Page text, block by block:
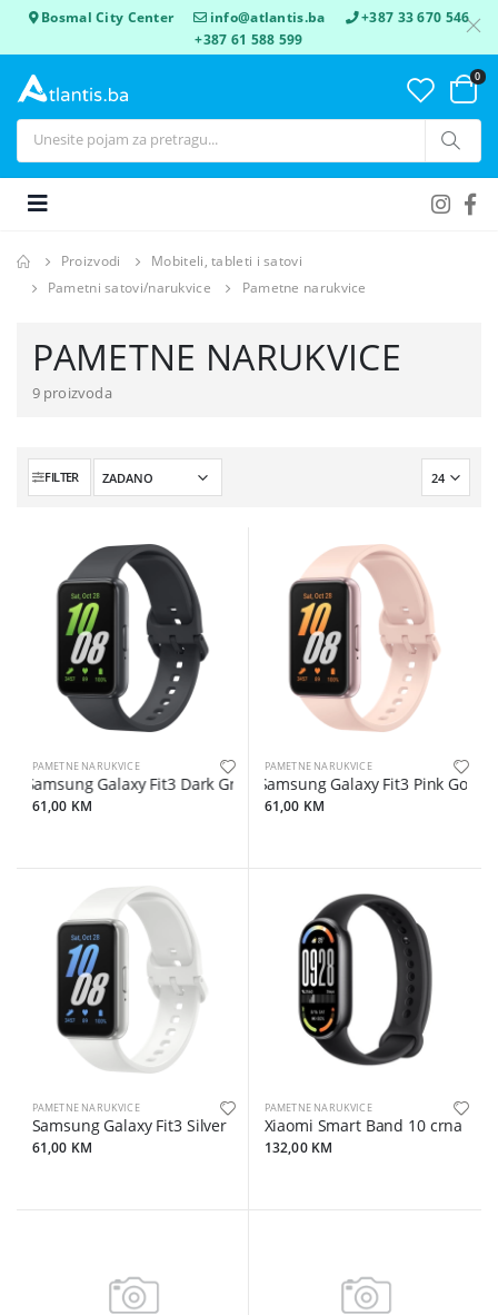
Bosmal City Center info@atlantis.ba
+387 33 670 546
+387 61 588 599
0
Proizvodi
Mobiteli, tableti i satovi
Pametni satovi/narukvice
Pametne narukvice
PAMETNE NARUKVICE
9 proizvoda
FILTER
PAMETNE NARUKVICE
Samsung Galaxy Fit3 Dark Gray
61,00 KM
PAMETNE NARUKVICE
Samsung Galaxy Fit3 Pink Gold
61,00 KM
PAMETNE NARUKVICE
Samsung Galaxy Fit3 Silver
61,00 KM
PAMETNE NARUKVICE
Xiaomi Smart Band 10 crna
132,00 KM